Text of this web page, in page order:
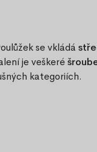
se vkládá
je veškeré
kategoriích.